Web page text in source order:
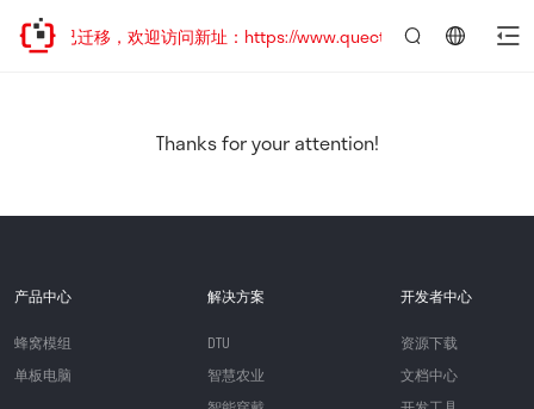
站地址已迁移，欢迎访问新址：https://www.quectel.com.cn
Thanks for your attention!
产品中心
蜂窝模组
单板电脑
解决方案
DTU
智慧农业
开发者中心
资源下载
文档中心